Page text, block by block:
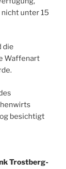
unter 15
die
Waffenart
besichtigt
Trostberg-